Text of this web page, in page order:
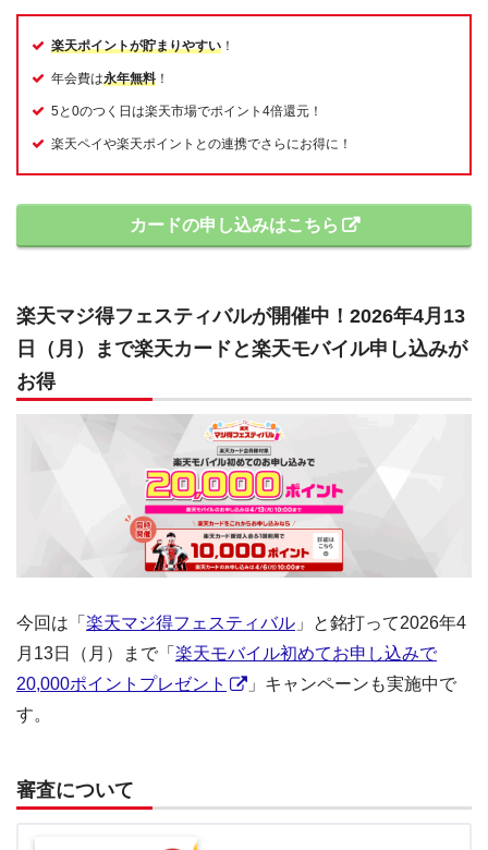
楽天ポイントが貯まりやすい ！
年会費は永年無料 ！
5と0のつく日は楽天市場でポイント4倍還元！
楽天ペイや楽天ポイントとの連携でさらにお得に！
カードの申し込みはこちら
楽天マジ得フェスティバルが開催中！2026年4月13
日（月）まで楽天カードと楽天モバイル申し込みが
お得
今回は「 楽天マジ得フェスティバル 」と銘打って2026年4
月13日（月）まで「 楽天モバイル初めてお申し込みで
20,000ポイントプレゼント
」キャンペーンも実施中で
す。
審査について